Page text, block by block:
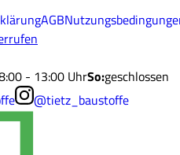
AGB
- 13:00 UhrSo:geschlossen
@tietz_baustoffe